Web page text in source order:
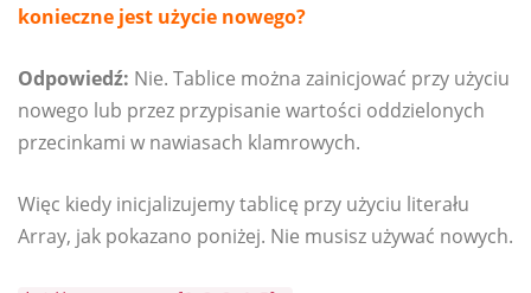
konieczne jest użycie nowego?
Odpowiedź: Nie. Tablice można zainicjować przy użyciu
nowego lub przez przypisanie wartości oddzielonych
przecinkami w nawiasach klamrowych.
Więc kiedy inicjalizujemy tablicę przy użyciu literału
Array, jak pokazano poniżej. Nie musisz używać nowych.